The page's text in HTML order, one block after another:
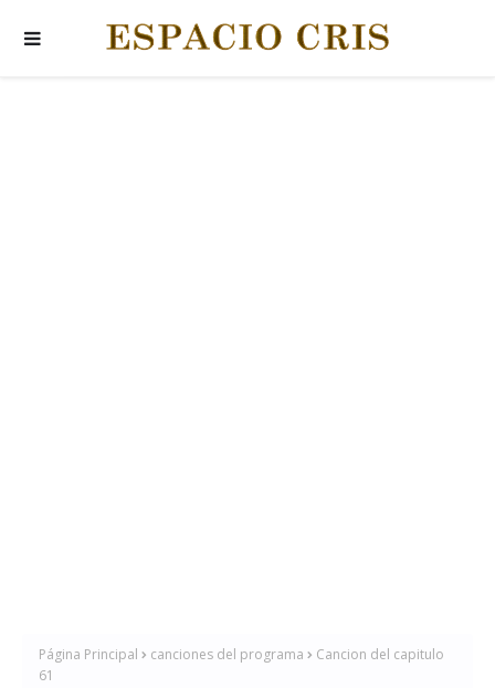
Página Principal canciones del programa
Cancion del capitulo
61